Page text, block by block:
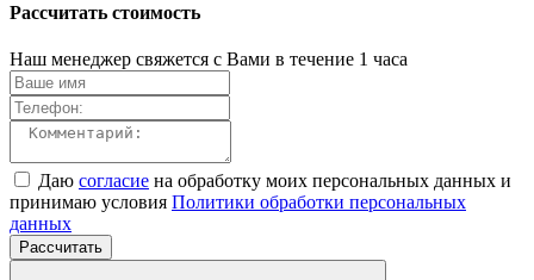
Рассчитать стоимость
Наш менеджер свяжется с Вами в течение 1 часа
Даю согласие на обработку моих персональных данных и
принимаю условия Политики обработки персональных
данных
Рассчитать